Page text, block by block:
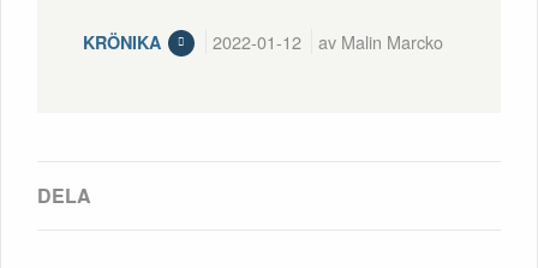
KRÖNIKA 2022-01-12 av Malin Marcko